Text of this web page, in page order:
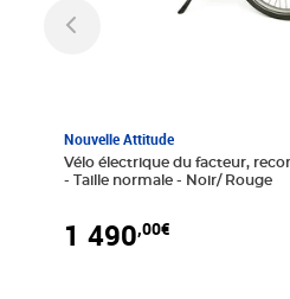
Nouvelle Attitude
Vélo électrique du facteur,
- Taille normale - Noir/ Rouge
1 490,00€